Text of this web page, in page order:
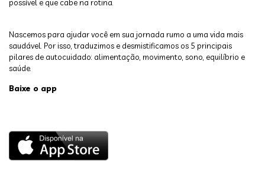
possível e que cabe na rotina.
Nascemos para ajudar você em sua jornada rumo a uma vida mais
saudável. Por isso, traduzimos e desmistificamos os 5 principais
pilares de autocuidado: alimentação, movimento, sono, equilíbrio e
saúde.
Baixe o app